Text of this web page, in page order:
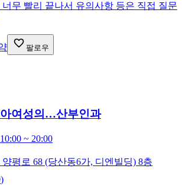
무 빨리 끝나서 유의사항 등은 직접 질문
팔로우
여성의…산부인과
~ 20:00
평로 68 (당산동6가, 디엔빌딩) 8층
)